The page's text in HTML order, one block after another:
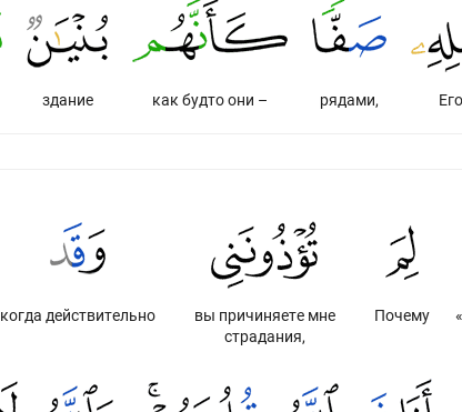
рядами,
как будто они –
здание
Почему
вы причиняете мне
страдания,
когда действительно